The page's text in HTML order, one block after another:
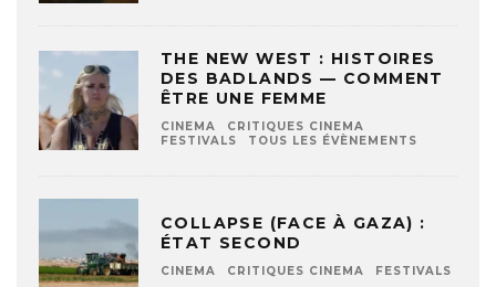
THE NEW WEST : HISTOIRES
DES BADLANDS — COMMENT
ÊTRE UNE FEMME
CINEMA
CRITIQUES CINEMA
FESTIVALS
TOUS LES ÉVÈNEMENTS
COLLAPSE (FACE À GAZA) :
ÉTAT SECOND
CINEMA CRITIQUES CINEMA FESTIVALS